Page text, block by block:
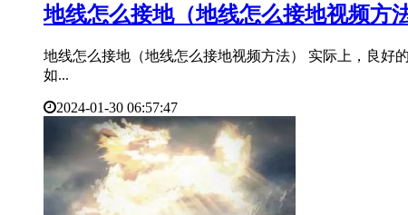
地线怎么接地（地线怎么接地视频方法
地线怎么接地（地线怎么接地视频方法） 实际上，良好
如...
2024-01-30 06:57:47